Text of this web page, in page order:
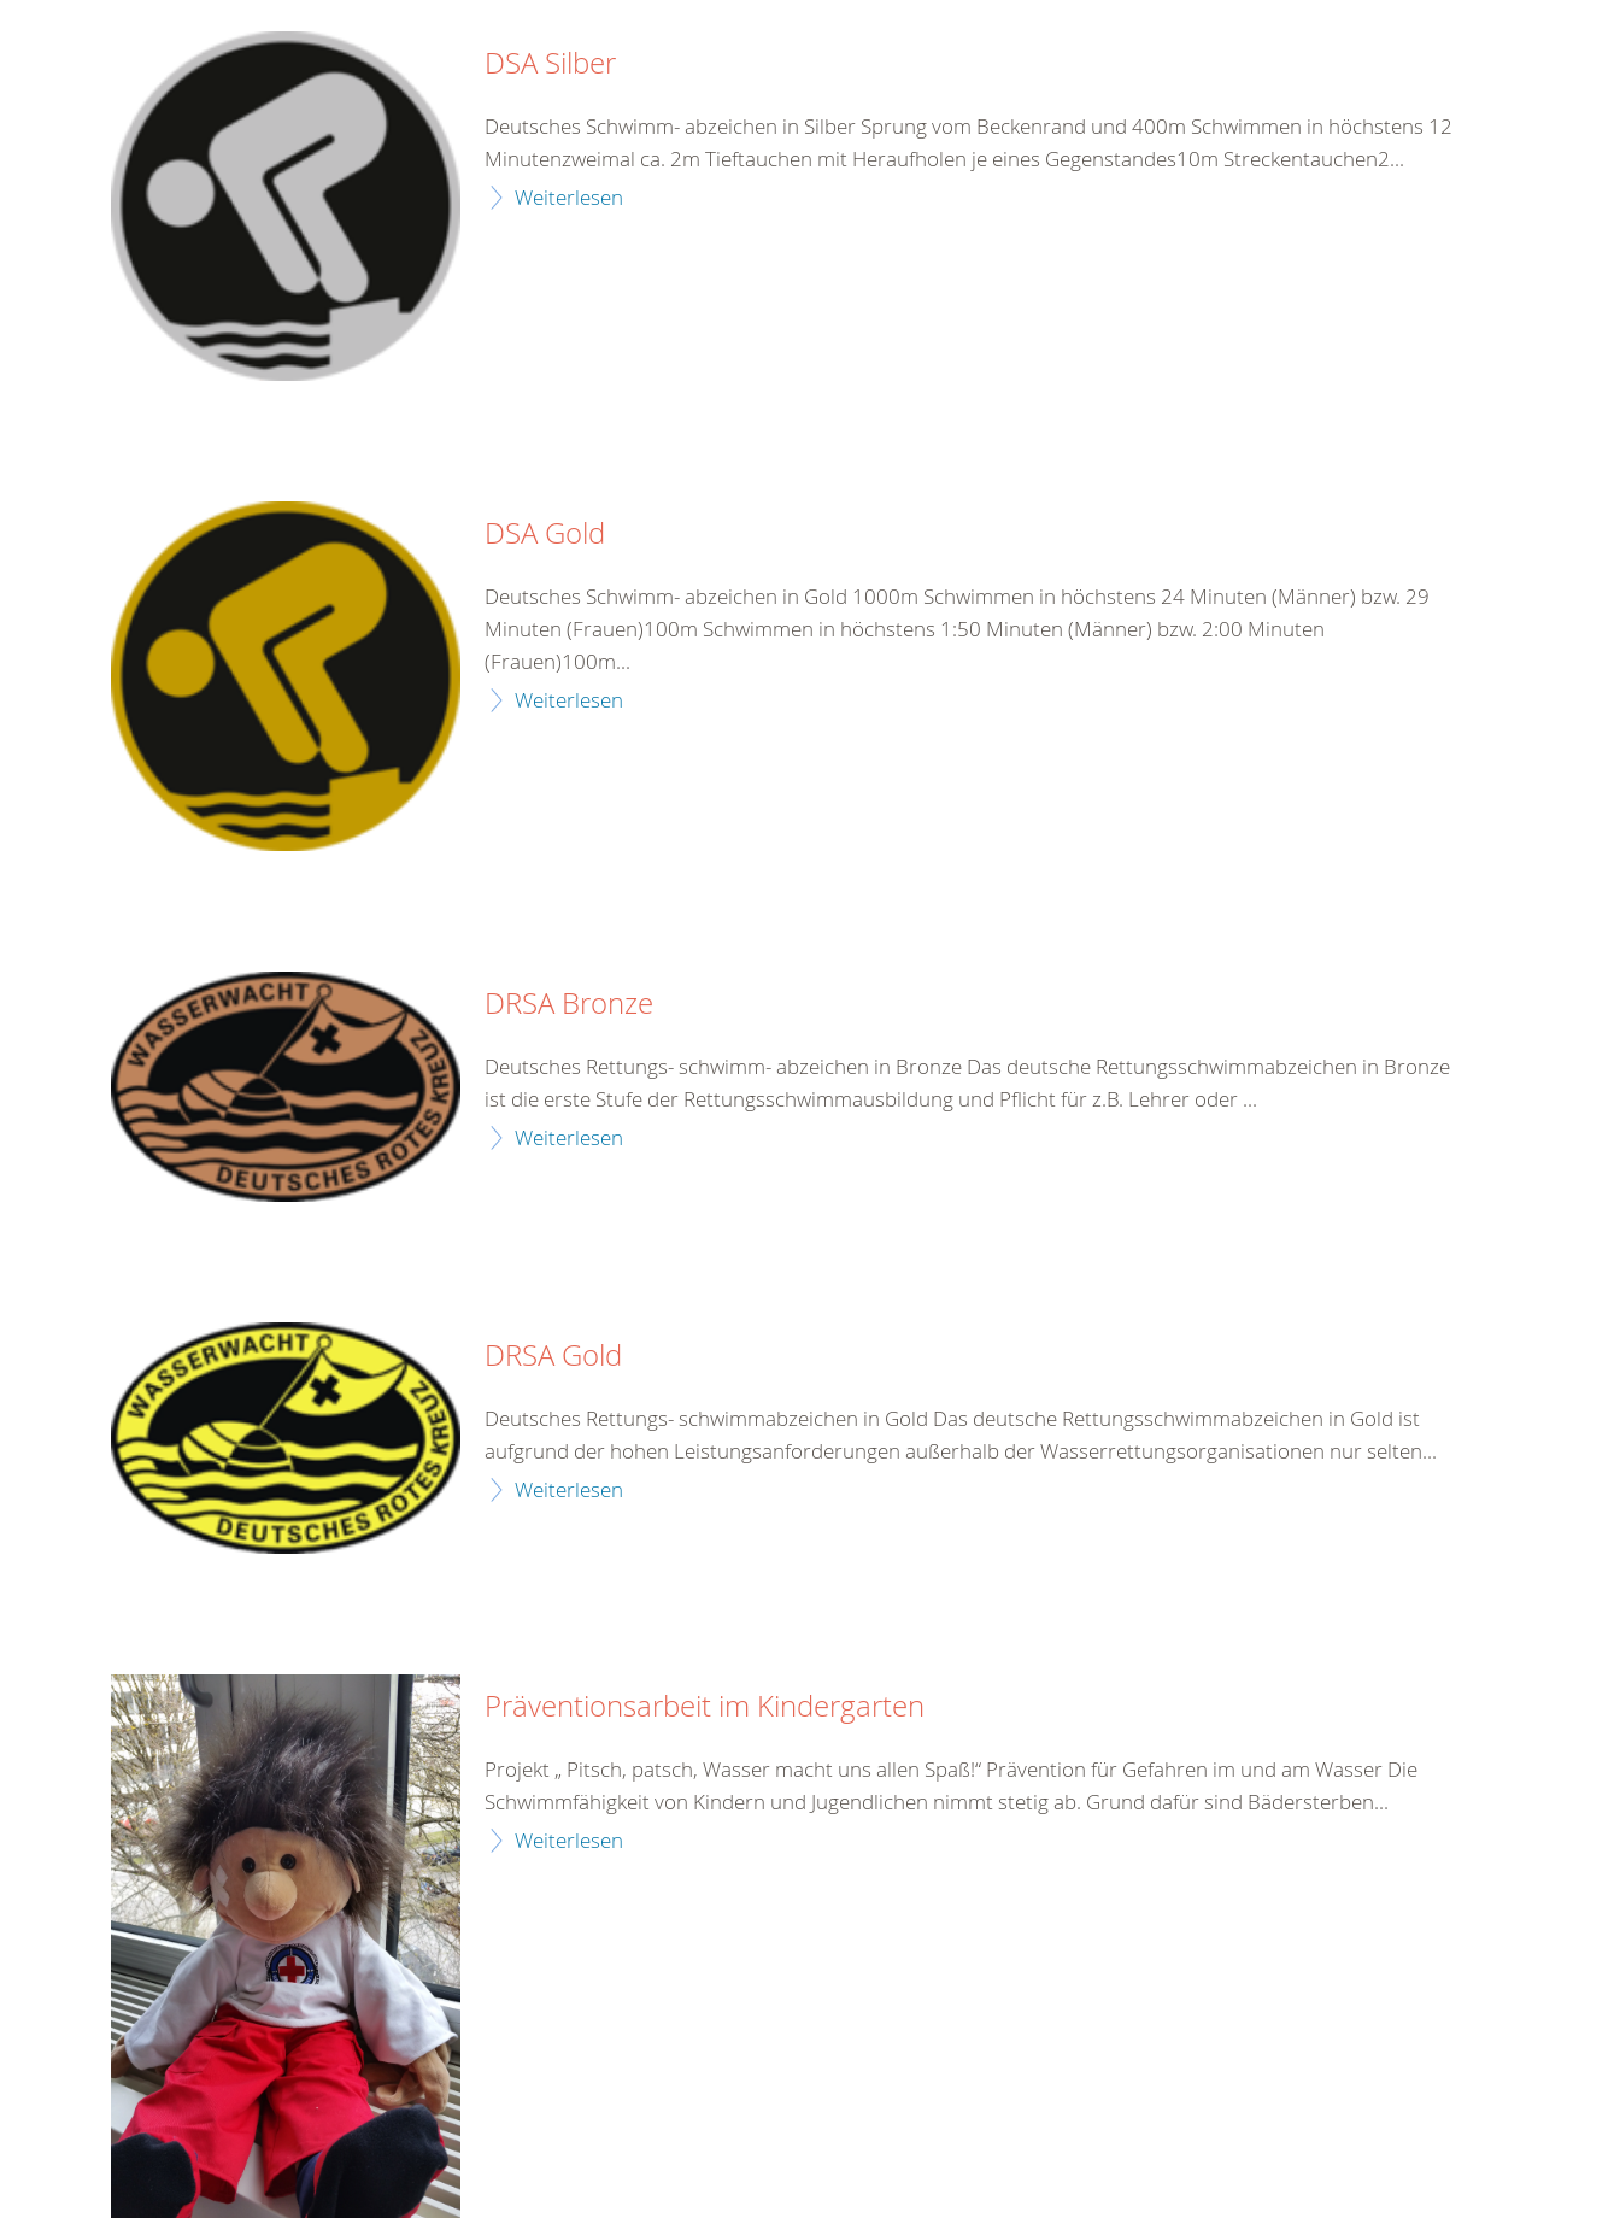
DSA Silber
Deutsches Schwimm- abzeichen in Silber Sprung vom Beckenrand und 400m Schwimmen in höchstens 12
Minutenzweimal ca. 2m Tieftauchen mit Heraufholen je eines Gegenstandes10m Streckentauchen2...
Weiterlesen
DSA Gold
Deutsches Schwimm- abzeichen in Gold 1000m Schwimmen in höchstens 24 Minuten (Männer) bzw. 29
Minuten (Frauen)100m Schwimmen in höchstens 1:50 Minuten (Männer) bzw. 2:00 Minuten
(Frauen)100m...
Weiterlesen
DRSA Bronze
Deutsches Rettungs- schwimm- abzeichen in Bronze Das deutsche Rettungsschwimmabzeichen in Bronze
ist die erste Stufe der Rettungsschwimmausbildung und Pflicht für z.B. Lehrer oder ...
Weiterlesen
DRSA Gold
Deutsches Rettungs- schwimmabzeichen in Gold Das deutsche Rettungsschwimmabzeichen in Gold ist
aufgrund der hohen Leistungsanforderungen außerhalb der Wasserrettungsorganisationen nur selten...
Weiterlesen
Präventionsarbeit im Kindergarten
Projekt „ Pitsch, patsch, Wasser macht uns allen Spaß!“ Prävention für Gefahren im und am Wasser Die
Schwimmfähigkeit von Kindern und Jugendlichen nimmt stetig ab. Grund dafür sind Bädersterben...
Weiterlesen